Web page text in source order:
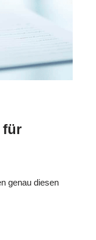
für
genau diesen